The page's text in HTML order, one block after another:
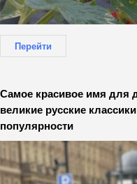
Перейти
Самое красивое имя для
великие русские
популярности